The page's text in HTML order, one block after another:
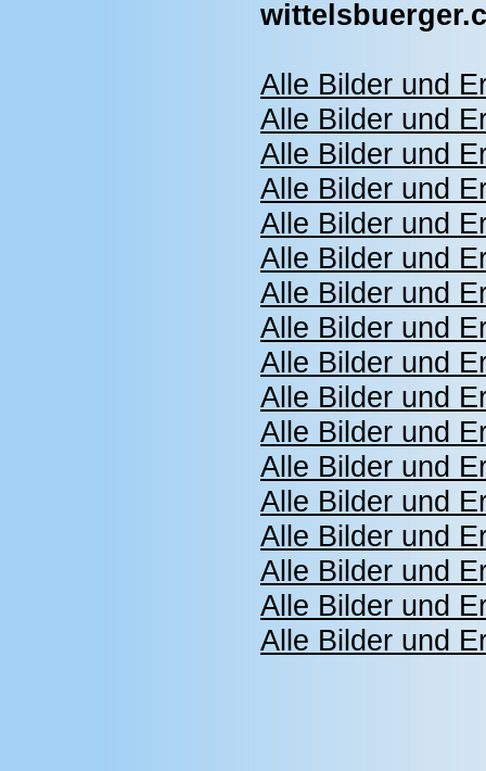
Alle Bilder und
Alle Bilder und
Alle Bilder und
Alle Bilder und
Alle Bilder und
Alle Bilder und
Alle Bilder und
Alle Bilder und
Alle Bilder und
Alle Bilder und
Alle Bilder und
Alle Bilder und
Alle Bilder und
Alle Bilder und
Alle Bilder und
Alle Bilder und
Alle Bilder und